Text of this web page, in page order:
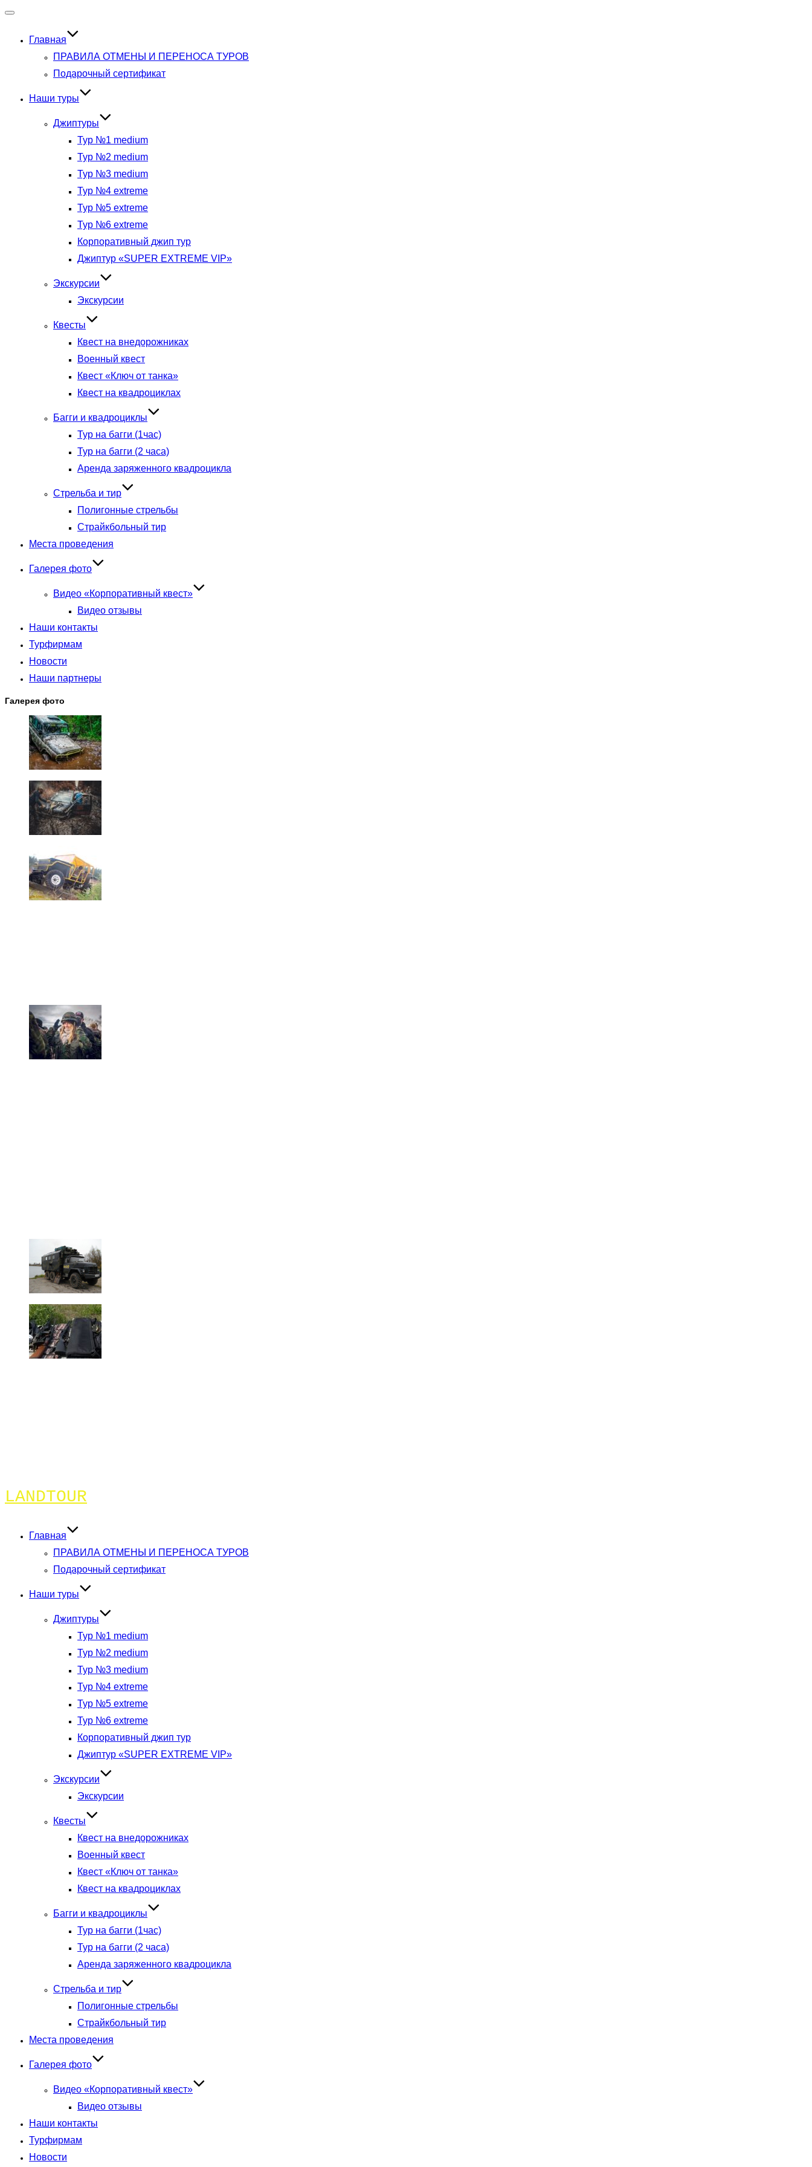
Главная
ПРАВИЛА ОТМЕНЫ И ПЕРЕНОСА ТУРОВ
Подарочный сертификат
Наши туры
Джиптуры
Тур №1 medium
Тур №2 medium
Тур №3 medium
Тур №4 extreme
Тур №5 extreme
Тур №6 extreme
Корпоративный джип тур
Джиптур «SUPER EXTREME VIP»
Экскурсии
Экскурсии
Квесты
Квест на внедорожниках
Военный квест
Квест «Ключ от танка»
Квест на квадроциклах
Багги и квадроциклы
Тур на багги (1час)
Тур на багги (2 часа)
Аренда заряженного квадроцикла
Стрельба и тир
Полигонные стрельбы
Страйкбольный тир
Места проведения
Галерея фото
Видео «Корпоративный квест»
Видео отзывы
Наши контакты
Турфирмам
Новости
Наши партнеры
Галерея фото
LANDTOUR
Главная
ПРАВИЛА ОТМЕНЫ И ПЕРЕНОСА ТУРОВ
Подарочный сертификат
Наши туры
Джиптуры
Тур №1 medium
Тур №2 medium
Тур №3 medium
Тур №4 extreme
Тур №5 extreme
Тур №6 extreme
Корпоративный джип тур
Джиптур «SUPER EXTREME VIP»
Экскурсии
Экскурсии
Квесты
Квест на внедорожниках
Военный квест
Квест «Ключ от танка»
Квест на квадроциклах
Багги и квадроциклы
Тур на багги (1час)
Тур на багги (2 часа)
Аренда заряженного квадроцикла
Стрельба и тир
Полигонные стрельбы
Страйкбольный тир
Места проведения
Галерея фото
Видео «Корпоративный квест»
Видео отзывы
Наши контакты
Турфирмам
Новости